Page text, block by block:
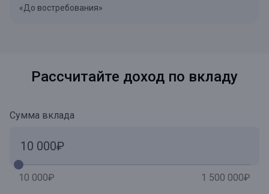
«До востребования»
Рассчитайте доход по вкладу
Сумма вклада
10 000₽ 1 500 000₽